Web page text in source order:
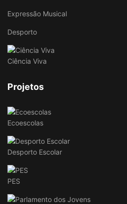
Expressão Musical
Desporto
Ciência Viva
Projetos
Ecoescolas
Desporto Escolar
PES